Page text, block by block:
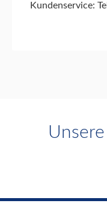
Kundenservice: